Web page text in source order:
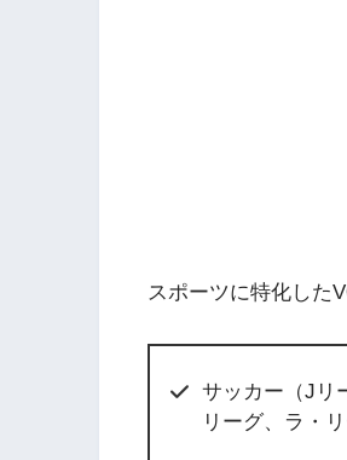
スポーツに特化した
サッカー（Jリ
リーグ、ラ・